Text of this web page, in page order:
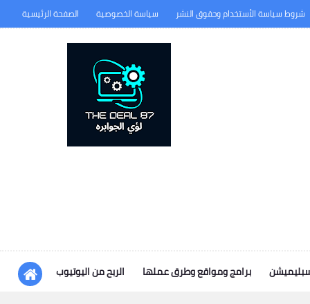
الصفحة الرئيسية سياسة الخصوصية شروط سياسة الأستخدام وحقوق النشر
الربح من اليوتيوب برامج ومواقع وطرق عملها